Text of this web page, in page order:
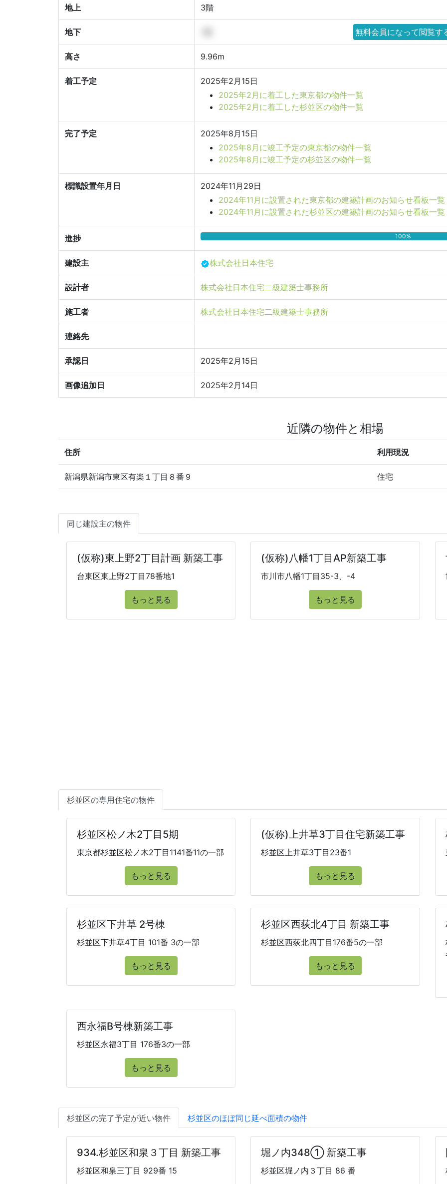
地上 3階
地下 無料会員になって閲覧す
高さ 9.96m
着工予定
2025年2月15日
2025年2月に着工した東京都の物件一覧
2025年2月に着工した杉並区の物件一覧
完了予定
2025年8月15日
2025年8月に竣工予定の東京都の物件一覧
2025年8月に竣工予定の杉並区の物件一覧
標識設置年月日
2024年11月29日
2024年11月に設置された東京都の建築計画のお知らせ看板一覧
2024年11月に設置された杉並区の建築計画のお知らせ看板一覧
進捗 100%
建設主 株式会社日本住宅
設計者 株式会社日本住宅二級建築士事務所
施工者 株式会社日本住宅二級建築士事務所
連絡先
承認日 2025年2月15日
画像追加日 2025年2月14日
近隣の物件と相場
住所 利用現況
新潟県新潟市東区有楽１丁目８番９ 住宅
同じ建設主の物件
(仮称)東上野2丁目計画 新築工事
台東区東上野2丁目78番地1
もっと見る
(仮称)八幡1丁目AP新築工事
市川市八幡1丁目35-3、-4
もっと見る
杉並区の専用住宅の物件
杉並区松ノ木2丁目5期
東京都杉並区松ノ木2丁目1141番11の一部
もっと見る
(仮称)上井草3丁目住宅新築工事
杉並区上井草3丁目23番1
もっと見る
杉並区下井草 2号棟
杉並区下井草4丁目 101番 3の一部
もっと見る
杉並区西荻北4丁目 新築工事
杉並区西荻北四丁目176番5の一部
もっと見る
西永福B号棟新築工事
杉並区永福3丁目 176番3の一部
もっと見る
杉並区の完了予定が近い物件 杉並区のほぼ同じ延べ面積の物件
934.杉並区和泉３丁目 新築工事
杉並区和泉三丁目 929番 15
堀ノ内348① 新築工事
杉並区堀ノ内３丁目 86 番